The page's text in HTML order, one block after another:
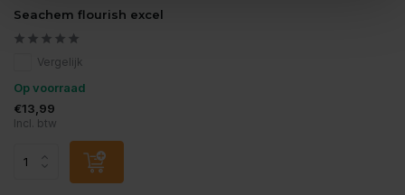
Seachem flourish excel
Vergelijk
Op voorraad
€13,99
Incl. btw